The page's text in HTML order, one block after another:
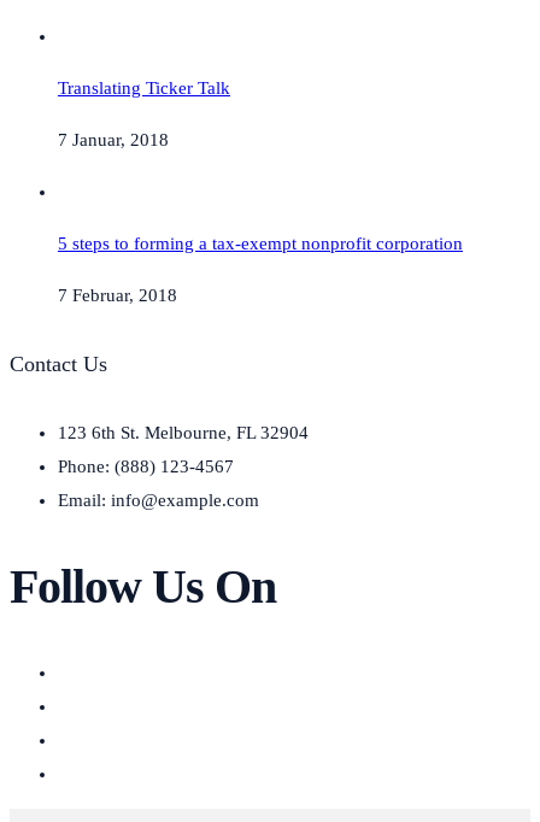
Translating Ticker Talk
7 Januar, 2018
5 steps to forming a tax-exempt nonprofit corporation
7 Februar, 2018
Contact Us
123 6th St. Melbourne, FL 32904
Phone: (888) 123-4567
Email: info@example.com
Follow Us On